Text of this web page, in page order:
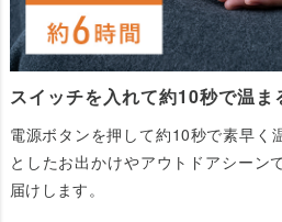
スイッチを入れて約10秒で温ま
電源ボタンを押して約10秒で素早く
としたお出かけやアウトドアシーン
届けします。